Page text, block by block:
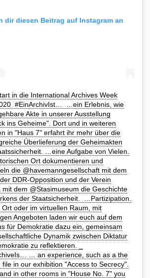
dir diesen Beitrag auf Instagram an
in die International Archives Week
#EinArchivIst…⁣ ⁣ …ein Erlebnis, wie
Akte in unserer Ausstellung
ins Geheime". Dort und in weiteren
in "Haus 7" erfahrt ihr mehr über die
Überlieferung der Geheimakten
…eine Aufgabe von Vielen.
Ort dokumentieren und
die @havemanngesellschaft mit dem
DDR-Opposition und der Verein
mit dem @Stasimuseum die Geschichte
der Staatsicherheit. ⁣ …Partizipation.
Ort oder im virtuellen Raum, mit
Angeboten laden wir euch auf dem
für Demokratie dazu ein, gemeinsam
Dynamik zwischen Diktatur
zu reflektieren.⁣ _⁣
… an experience, such as a the
file in our exhibition "Access to Secrecy".
in other rooms in "House No. 7" you